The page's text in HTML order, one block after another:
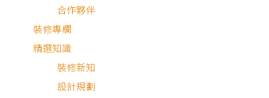
合作夥伴
裝修專欄
精選知識
裝修新知
設計規劃